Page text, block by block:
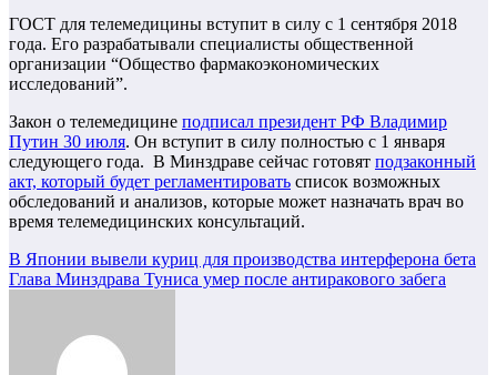
ГОСТ для телемедицины вступит в силу с 1 сентября 2018
года. Его разрабатывали специалисты общественной
организации “Общество фармакоэкономических
исследований”.
Закон о телемедицине подписал президент РФ Владимир
Путин 30 июля. Он вступит в силу полностью с 1 января
следующего года. В Минздраве сейчас готовят подзаконный
акт, который будет регламентировать список возможных
обследований и анализов, которые может назначать врач во
время телемедицинских консультаций.
Навигация
по
В Японии вывели куриц для производства интерферона бета
Глава Минздрава Туниса умер после антиракового забега